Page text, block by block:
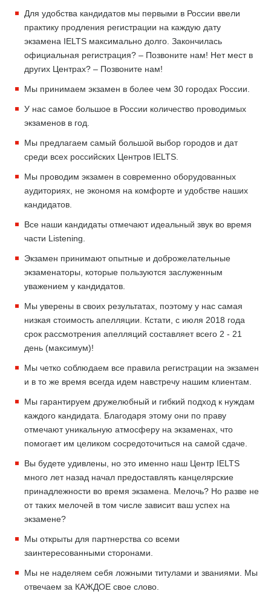
Для удобства кандидатов мы первыми в России ввели
практику продления регистрации на каждую дату
экзамена IELTS максимально долго. Закончилась
официальная регистрация? – Позвоните нам! Нет мест в
других Центрах? – Позвоните нам!
Мы принимаем экзамен в более чем 30 городах России.
У нас самое большое в России количество проводимых
экзаменов в год.
Мы предлагаем самый большой выбор городов и дат
среди всех российских Центров IELTS.
Мы проводим экзамен в современно оборудованных
аудиториях, не экономя на комфорте и удобстве наших
кандидатов.
Все наши кандидаты отмечают идеальный звук во время
части Listening.
Экзамен принимают опытные и доброжелательные
экзаменаторы, которые пользуются заслуженным
уважением у кандидатов.
Мы уверены в своих результатах, поэтому у нас самая
низкая стоимость апелляции. Кстати, с июля 2018 года
срок рассмотрения апелляций составляет всего 2 - 21
день (максимум)!
Мы четко соблюдаем все правила регистрации на экзамен
и в то же время всегда идем навстречу нашим клиентам.
Мы гарантируем дружелюбный и гибкий подход к нуждам
каждого кандидата. Благодаря этому они по праву
отмечают уникальную атмосферу на экзаменах, что
помогает им целиком сосредоточиться на самой сдаче.
Вы будете удивлены, но это именно наш Центр IELTS
много лет назад начал предоставлять канцелярские
принадлежности во время экзамена. Мелочь? Но разве не
от таких мелочей в том числе зависит ваш успех на
экзамене?
Мы открыты для партнерства со всеми
заинтересованными сторонами.
Мы не наделяем себя ложными титулами и званиями. Мы
отвечаем за КАЖДОЕ свое слово.